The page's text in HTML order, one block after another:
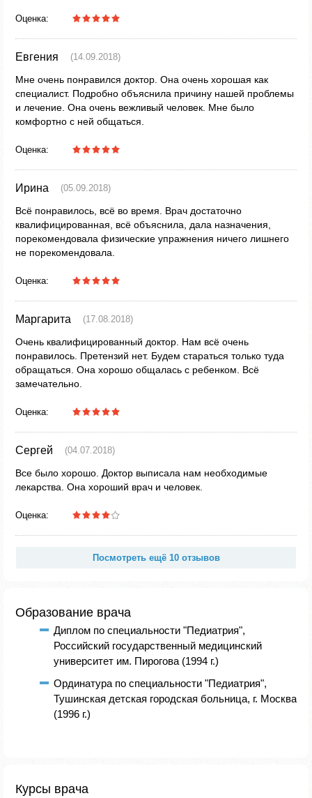
Оценка:
Евгения (14.09.2018)
Мне очень понравился доктор. Она очень хорошая как
специалист. Подробно объяснила причину нашей проблемы
и лечение. Она очень вежливый человек. Мне было
комфортно с ней общаться.
Оценка:
Ирина (05.09.2018)
Всё понравилось, всё во время. Врач достаточно
квалифицированная, всё объяснила, дала назначения,
порекомендовала физические упражнения ничего лишнего
не порекомендовала.
Оценка:
Маргарита (17.08.2018)
Очень квалифицированный доктор. Нам всё очень
понравилось. Претензий нет. Будем стараться только туда
обращаться. Она хорошо общалась с ребенком. Всё
замечательно.
Оценка:
Сергей (04.07.2018)
Все было хорошо. Доктор выписала нам необходимые
лекарства. Она хороший врач и человек.
Оценка:
Посмотреть ещё 10 отзывов
Образование врача
Диплом по специальности "Педиатрия",
Российский государственный медицинский
университет им. Пирогова (1994 г.)
Ординатура по специальности "Педиатрия",
Тушинская детская городская больница, г. Москва
(1996 г.)
Курсы врача